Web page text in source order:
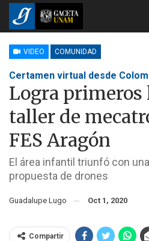
VIDEO COMUNIDAD
Certamen virtual desde
Logra primeros
taller de
FES Aragón
El área infantil triunfó con
propuesta de drones
Guadalupe Lugo Oct 1, 2020
Compartir